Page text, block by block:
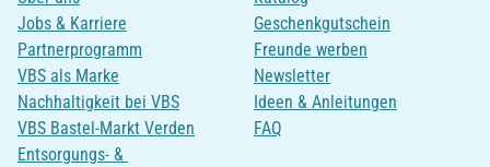
Jobs & Karriere
Partnerprogramm
VBS als Marke
Nachhaltigkeit bei VBS
VBS Bastel-Markt Verden
Entsorgungs- &
Geschenkgutschein
Freunde werben
Newsletter
Ideen & Anleitungen
FAQ